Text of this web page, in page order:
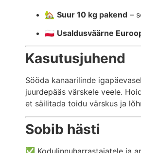
🏡 Suur 10 kg pakend –
🇵🇱 Usaldusväärne
Kasutusjuhend
Sööda kanaarilinde
juurdepääs värskele veele.
et säilitada toidu värskus ja
Sobib hästi
✅ Kodulinnuharrastajatele ja